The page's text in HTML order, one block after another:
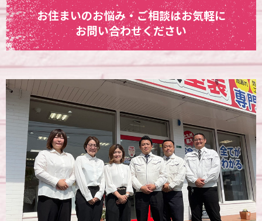
お住まいのお悩み・ご相談はお気軽に
お問い合わせください